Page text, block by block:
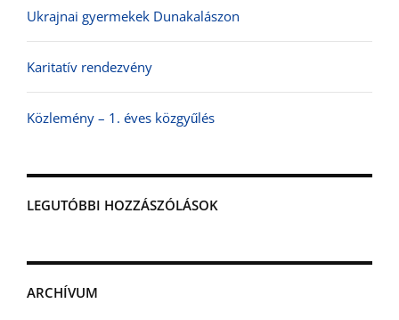
Ukrajnai gyermekek Dunakalászon
Karitatív rendezvény
Közlemény – 1. éves közgyűlés
LEGUTÓBBI HOZZÁSZÓLÁSOK
ARCHÍVUM